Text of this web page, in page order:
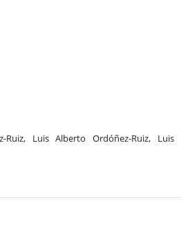
Ruiz, Luis Alberto Ordóñez-Ruiz, Luis